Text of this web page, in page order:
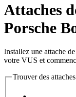
Attaches
Porsche
Installez une attache
votre VUS et
Trouver des